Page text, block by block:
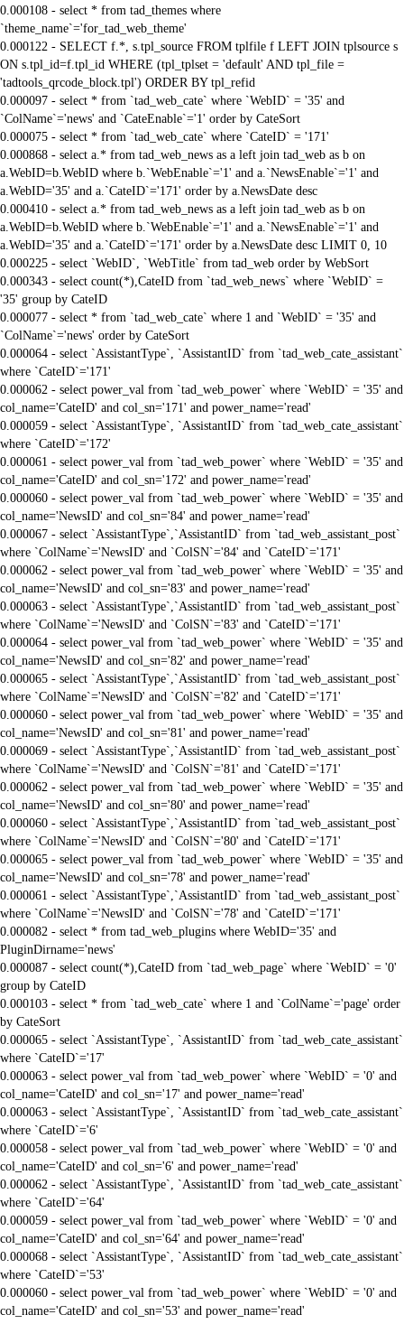
0.000108 - select * from tad_themes where
`theme_name`='for_tad_web_theme'
0.000122 - SELECT f.*, s.tpl_source FROM tplfile f LEFT JOIN tplsource s
ON s.tpl_id=f.tpl_id WHERE (tpl_tplset = 'default' AND tpl_file =
'tadtools_qrcode_block.tpl') ORDER BY tpl_refid
0.000097 - select * from `tad_web_cate` where `WebID` = '35' and
`ColName`='news' and `CateEnable`='1' order by CateSort
0.000075 - select * from `tad_web_cate` where `CateID` = '171'
0.000868 - select a.* from tad_web_news as a left join tad_web as b on
a.WebID=b.WebID where b.`WebEnable`='1' and a.`NewsEnable`='1' and
a.WebID='35' and a.`CateID`='171' order by a.NewsDate desc
0.000410 - select a.* from tad_web_news as a left join tad_web as b on
a.WebID=b.WebID where b.`WebEnable`='1' and a.`NewsEnable`='1' and
a.WebID='35' and a.`CateID`='171' order by a.NewsDate desc LIMIT 0, 10
0.000225 - select `WebID`, `WebTitle` from tad_web order by WebSort
0.000343 - select count(*),CateID from `tad_web_news` where `WebID` =
'35' group by CateID
0.000077 - select * from `tad_web_cate` where 1 and `WebID` = '35' and
`ColName`='news' order by CateSort
0.000064 - select `AssistantType`, `AssistantID` from `tad_web_cate_assistant`
where `CateID`='171'
0.000062 - select power_val from `tad_web_power` where `WebID` = '35' and
col_name='CateID' and col_sn='171' and power_name='read'
0.000059 - select `AssistantType`, `AssistantID` from `tad_web_cate_assistant`
where `CateID`='172'
0.000061 - select power_val from `tad_web_power` where `WebID` = '35' and
col_name='CateID' and col_sn='172' and power_name='read'
0.000060 - select power_val from `tad_web_power` where `WebID` = '35' and
col_name='NewsID' and col_sn='84' and power_name='read'
0.000067 - select `AssistantType`,`AssistantID` from `tad_web_assistant_post`
where `ColName`='NewsID' and `ColSN`='84' and `CateID`='171'
0.000062 - select power_val from `tad_web_power` where `WebID` = '35' and
col_name='NewsID' and col_sn='83' and power_name='read'
0.000063 - select `AssistantType`,`AssistantID` from `tad_web_assistant_post`
where `ColName`='NewsID' and `ColSN`='83' and `CateID`='171'
0.000064 - select power_val from `tad_web_power` where `WebID` = '35' and
col_name='NewsID' and col_sn='82' and power_name='read'
0.000065 - select `AssistantType`,`AssistantID` from `tad_web_assistant_post`
where `ColName`='NewsID' and `ColSN`='82' and `CateID`='171'
0.000060 - select power_val from `tad_web_power` where `WebID` = '35' and
col_name='NewsID' and col_sn='81' and power_name='read'
0.000069 - select `AssistantType`,`AssistantID` from `tad_web_assistant_post`
where `ColName`='NewsID' and `ColSN`='81' and `CateID`='171'
0.000062 - select power_val from `tad_web_power` where `WebID` = '35' and
col_name='NewsID' and col_sn='80' and power_name='read'
0.000060 - select `AssistantType`,`AssistantID` from `tad_web_assistant_post`
where `ColName`='NewsID' and `ColSN`='80' and `CateID`='171'
0.000065 - select power_val from `tad_web_power` where `WebID` = '35' and
col_name='NewsID' and col_sn='78' and power_name='read'
0.000061 - select `AssistantType`,`AssistantID` from `tad_web_assistant_post`
where `ColName`='NewsID' and `ColSN`='78' and `CateID`='171'
0.000082 - select * from tad_web_plugins where WebID='35' and
PluginDirname='news'
0.000087 - select count(*),CateID from `tad_web_page` where `WebID` = '0'
group by CateID
0.000103 - select * from `tad_web_cate` where 1 and `ColName`='page' order
by CateSort
0.000065 - select `AssistantType`, `AssistantID` from `tad_web_cate_assistant`
where `CateID`='17'
0.000063 - select power_val from `tad_web_power` where `WebID` = '0' and
col_name='CateID' and col_sn='17' and power_name='read'
0.000063 - select `AssistantType`, `AssistantID` from `tad_web_cate_assistant`
where `CateID`='6'
0.000058 - select power_val from `tad_web_power` where `WebID` = '0' and
col_name='CateID' and col_sn='6' and power_name='read'
0.000062 - select `AssistantType`, `AssistantID` from `tad_web_cate_assistant`
where `CateID`='64'
0.000059 - select power_val from `tad_web_power` where `WebID` = '0' and
col_name='CateID' and col_sn='64' and power_name='read'
0.000068 - select `AssistantType`, `AssistantID` from `tad_web_cate_assistant`
where `CateID`='53'
0.000060 - select power_val from `tad_web_power` where `WebID` = '0' and
col_name='CateID' and col_sn='53' and power_name='read'